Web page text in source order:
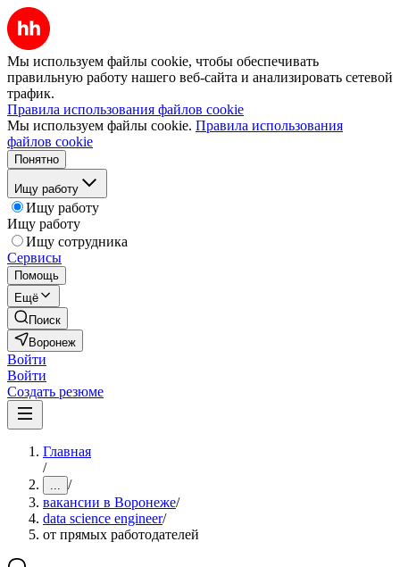
Мы используем файлы cookie, чтобы обеспечивать
правильную работу нашего веб-сайта и анализировать сетевой
трафик.
Правила использования файлов cookie
Мы используем файлы cookie. Правила использования
файлов cookie
Понятно
Ищу работу
Ищу работу
Ищу работу
Ищу сотрудника
Сервисы
Помощь
Ещё
Поиск
Воронеж
Войти
Войти
Создать резюме
Главная
/
... /
вакансии в Воронеже/
data science engineer/
от прямых работодателей